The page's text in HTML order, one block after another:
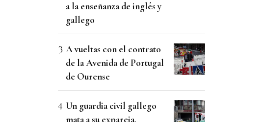
a la enseñanza de inglés y
gallego
A vueltas con el contrato
de la Avenida de Portugal
de Ourense
Un guardia civil gallego
mata a su expareja,